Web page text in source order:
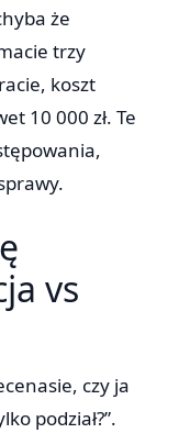
że
trzy
koszt
10 000 zł. Te
vs
czy ja
podział?”.